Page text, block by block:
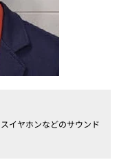
イヤホンなどのサウンド